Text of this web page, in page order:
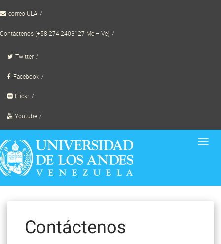
to correo ULA
Contáctenos (+58 274 2403127 Me – Ve)
Twitter
Facebook
Flickr
Youtube
Contáctenos